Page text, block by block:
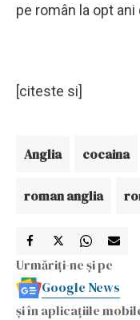
pe român la opt
[citeste si]
Anglia cocaina
roman anglia
Urmăriți-ne și pe
Google News
și în aplicațiile